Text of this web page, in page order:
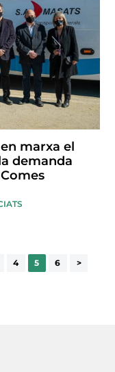
marxa el
demanda
4 5 6 >